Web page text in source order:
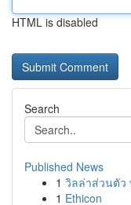
HTML is disabled
Search
Published News
1 วิลล่าส่วนตัว
1 Ethicon